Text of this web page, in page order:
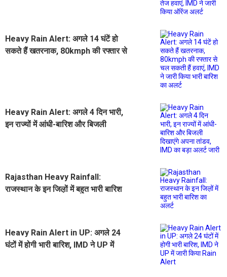
Heavy Rain Alert: अगले 14 घंटें हो
सकते हैं खतरनाक, 80kmph की रफ्तार से
Heavy Rain Alert: अगले 4 दिन भारी,
इन राज्यों में आंधी-बारिश और बिजली
Rajasthan Heavy Rainfall:
राजस्थान के इन जिल़ों में बहुत भारी बारिश
Heavy Rain Alert in UP: अगले 24
घंटों में होगी भारी बारिश, IMD ने UP में